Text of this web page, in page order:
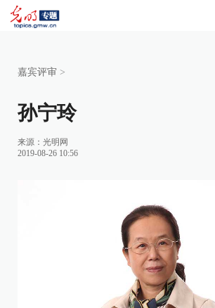
嘉宾评审 >
孙宁玲
来源：光明网
2019-08-26 10:56